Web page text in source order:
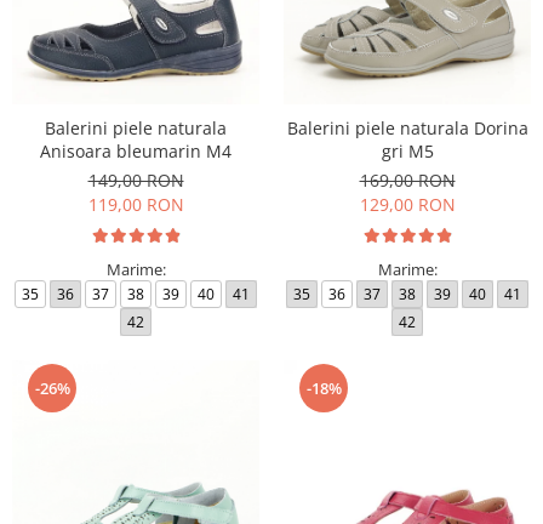
Balerini piele naturala
Anisoara bleumarin M4
149,00 RON
119,00 RON
Marime:
35 36 37 38 39 40
41
42
Balerini piele naturala Dorina
gri M5
169,00 RON
129,00 RON
Marime:
35 36 37 38 39 40
41
42
-26% -18%